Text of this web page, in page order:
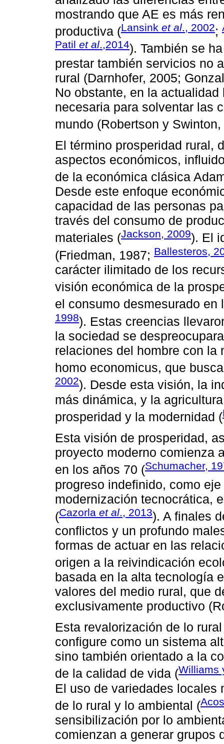
mostrando que AE es más
productiva (Lansink et al., 2002;
Patil et al.,2014). También se
prestar también servicios no
rural (Darnhofer, 2005;
No obstante, en la
necesaria para solventar las
mundo (Robertson y
El término prosperidad rural,
aspectos económicos,
de la económica clásica
Desde este enfoque
capacidad de las personas
través del consumo de
materiales (Jackson, 2009). El
(Friedman, 1987; Ballesteros,
carácter ilimitado de los
visión económica de la
el consumo desmesurado
1998). Estas creencias
la sociedad se
relaciones del hombre con la
homo economicus, que
2002). Desde esta visión, la
más dinámica, y la
prosperidad y la modernidad (
Esta visión de prosperidad,
proyecto moderno comienza
en los años 70 (Schumacher,
progreso indefinido, como
modernización tecnocrática,
(Cazorla et al ., 2013). A finales
conflictos y un profundo
formas de actuar en las
origen a la reivindicación
basada en la alta tecnología
valores del medio rural, que
exclusivamente productivo
Esta revalorización de lo
configure como un sistema
sino también orientado a la
de la calidad de vida (Williams
El uso de variedades locales
de lo rural y lo ambiental (
sensibilización por lo
comienzan a generar grupos